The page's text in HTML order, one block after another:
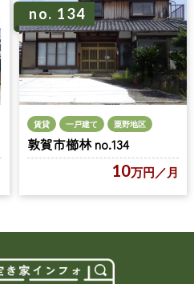
no. 134
賃貸 一戸建て 粟野地区
敦賀市櫛林 no.134
10万円 ／月